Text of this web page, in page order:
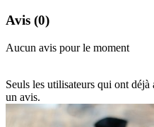
Avis (0)
Aucun avis pour le moment
Seuls les utilisateurs qui ont
un avis.